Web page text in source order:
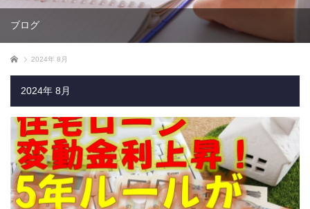
ブログ
ホーム 2024年 8月
2024年 8月